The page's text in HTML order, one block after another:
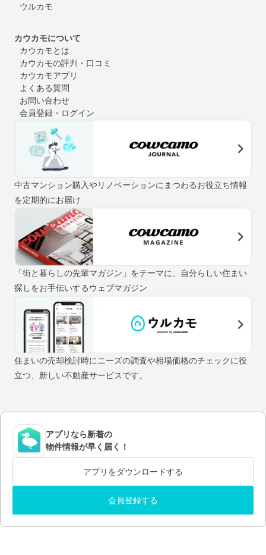
ウルカモ
カウカモについて
カウカモとは
カウカモの評判・口コミ
カウカモアプリ
よくある質問
お問い合わせ
会員登録・ログイン
中古マンション購入やリノベーションにまつわるお役立ち情報
を定期的にお届け
「街と暮らしの先輩マガジン」をテーマに、自分らしい住まい
探しをお手伝いするウェブマガジン
住まいの売却検討時にニーズの調査や相場価格のチェックに役
立つ、新しい不動産サービスです。
アプリなら新着の
物件情報が早く届く！
アプリをダウンロードする
会員登録する